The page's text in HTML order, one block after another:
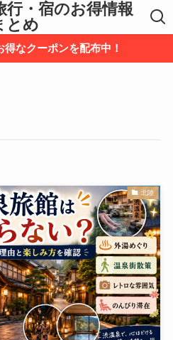
行・宿のお得情報
とめ
なクーポンを配布中！
北陸